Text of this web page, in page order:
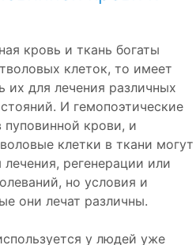
кровь и ткань богаты
клеток, то имеет
их для лечения различных
И гемопоэтические
пуповинной крови, и
клетки в ткани могут
лечения, регенерации или
но условия и
они лечат различны.
у людей уже